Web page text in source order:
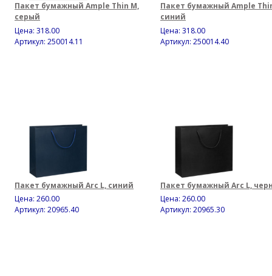
Пакет бумажный Ample Thin M,
серый
Цена: 318.00
Артикул: 250014.11
Пакет бумажный Ample
синий
Цена: 318.00
Артикул: 250014.40
Пакет бумажный Arc L, синий
Цена: 260.00
Артикул: 20965.40
Пакет бумажный Arc L,
Цена: 260.00
Артикул: 20965.30